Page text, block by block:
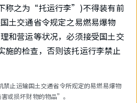
称之为“托运行李”)不得装有前
土交通省令规定之易燃易爆物
和营运等状况，必须接受国土交
施的检查，否则该托运行李禁止
止运输国土交通省令所规定的易燃易爆物
或损坏财物的物品”。